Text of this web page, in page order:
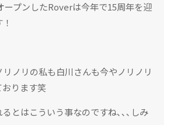
ープンしたRoverは今年で15周年を迎
ノリの私も白川さんも今やノリノリ
ります笑
とはこういう事なのですね､､､しみ